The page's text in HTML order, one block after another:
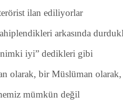
ilan ediliyorlar
arkasında
iyi” dedikleri gibi
olarak, bir Müslüman olarak,
mümkün değil